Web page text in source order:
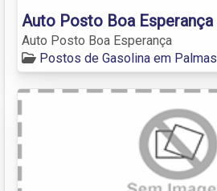
Auto Posto Boa Esperança
Auto Posto Boa Esperança
Postos de Gasolina em Palmas